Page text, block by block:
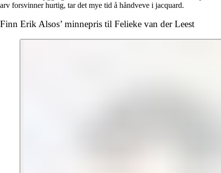
arv forsvinner hurtig, tar det mye tid å håndveve i jacquard.
Finn Erik Alsos’ minnepris til Felieke van der Leest